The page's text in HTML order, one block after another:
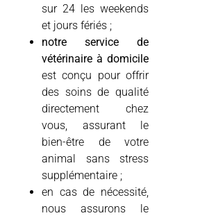
sur 24 les weekends
et jours fériés ;
notre service de
vétérinaire à domicile
est conçu pour offrir
des soins de qualité
directement chez
vous, assurant le
bien-être de votre
animal sans stress
supplémentaire ;
en cas de nécessité,
nous assurons le